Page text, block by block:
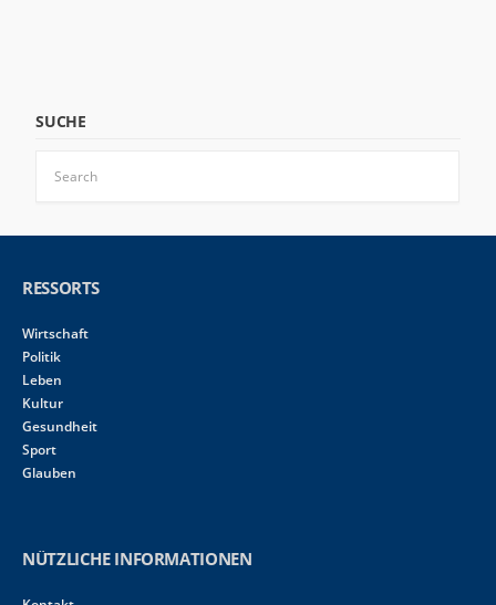
SUCHE
RESSORTS
Wirtschaft
Politik
Leben
Kultur
Gesundheit
Sport
Glauben
NÜTZLICHE INFORMATIONEN